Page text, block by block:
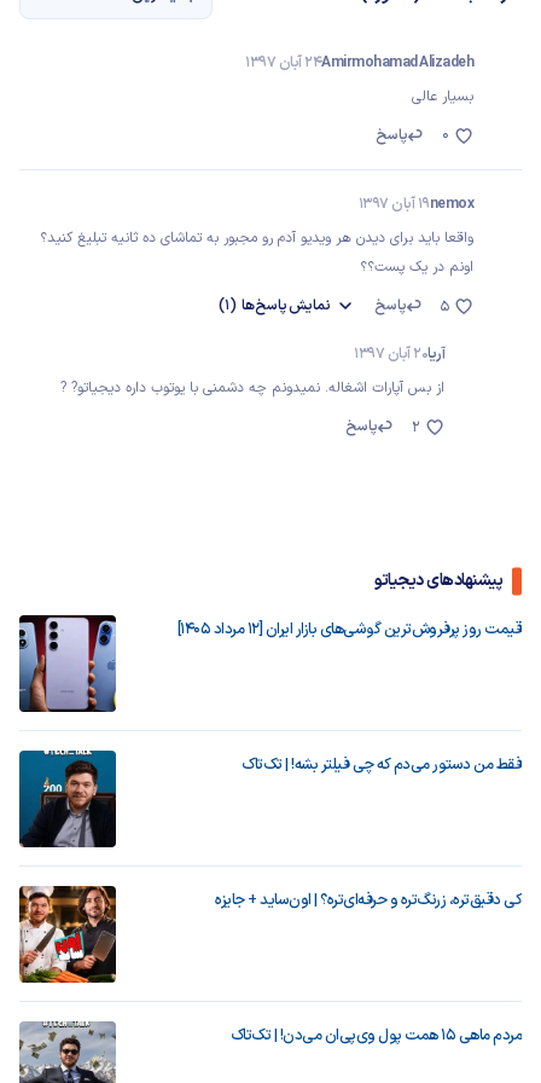
Amirmohamad Alizadeh24 آبان 1397
بسیار عالی
پاسخ
0
nemox19 آبان 1397
واقعا باید برای دیدن هر ویدیو آدم رو مجبور به تماشای ده ثانیه تبلیغ کنید؟
اونم در یک پست؟؟
پاسخ
نمایشپاسخ‌ها (1) 5
آریا20 آبان 1397
از بس آپارات اشغاله. نمیدونم چه دشمنی با یوتوب داره دیجیاتو? ?
پاسخ
2
پیشنهادهای دیجیاتو
قیمت روز پرفروش‌ترین گوشی‌های بازار ایران [12 مرداد 1405]
فقط من دستور می‌دم که چی فیلتر بشه! | تک‌تاک
کی دقیق‌تره، زرنگ‌تره و حرفه‌ای‌تره؟ | اون‌ساید + جایزه
مردم ماهی ۱۵ همت پول وی‌پی‌ان می‌دن! | تک‌تاک